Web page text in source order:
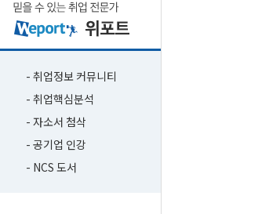
- 취업정보 커뮤니티
- 취업핵심분석
- 자소서 첨삭
- 공기업 인강
- NCS 도서